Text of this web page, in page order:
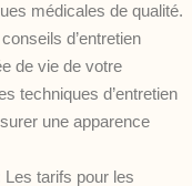
médicales de qualité.
d’entretien
de vie de votre
techniques d’entretien
une apparence
Les tarifs pour les